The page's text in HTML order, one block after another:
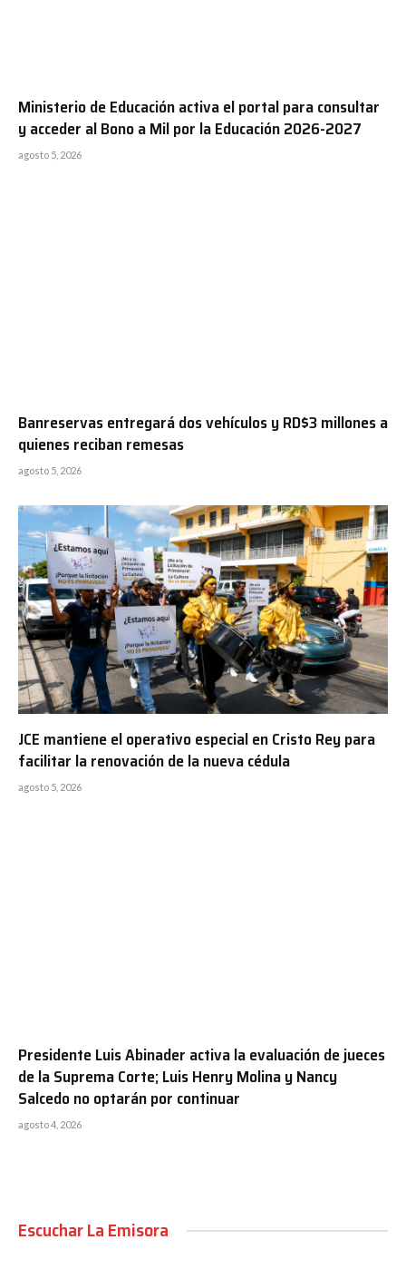
Ministerio de Educación activa el portal para consultar
y acceder al Bono a Mil por la Educación 2026-2027
agosto 5, 2026
Banreservas entregará dos vehículos y RD$3 millones a
quienes reciban remesas
agosto 5, 2026
JCE mantiene el operativo especial en Cristo Rey para
facilitar la renovación de la nueva cédula
agosto 5, 2026
Presidente Luis Abinader activa la evaluación de jueces
de la Suprema Corte; Luis Henry Molina y Nancy
Salcedo no optarán por continuar
agosto 4, 2026
Escuchar La Emisora